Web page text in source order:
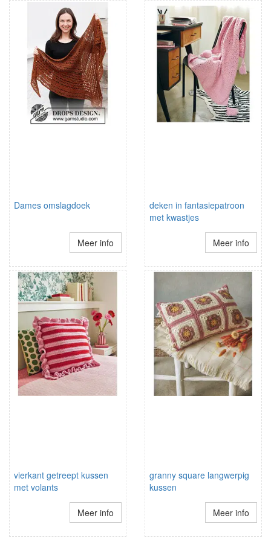
Dames omslagdoek
Meer info
deken in fantasiepatroon
met kwastjes
Meer info
vierkant getreept kussen
met volants
Meer info
granny square langwerpig
kussen
Meer info